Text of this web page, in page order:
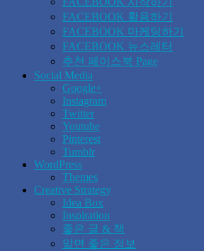
FACEBOOK 활용하기
FACEBOOK 마케팅하기
FACEBOOK 뉴스레터
추천 페이스북 Page
Social Media
Google+
Instagram
Twitter
Youtube
Pinterest
Tumblr
WordPress
Themes
Creative Strategy
Idea Box
Inspiration
좋은 글 & 책
알면 좋은 정보